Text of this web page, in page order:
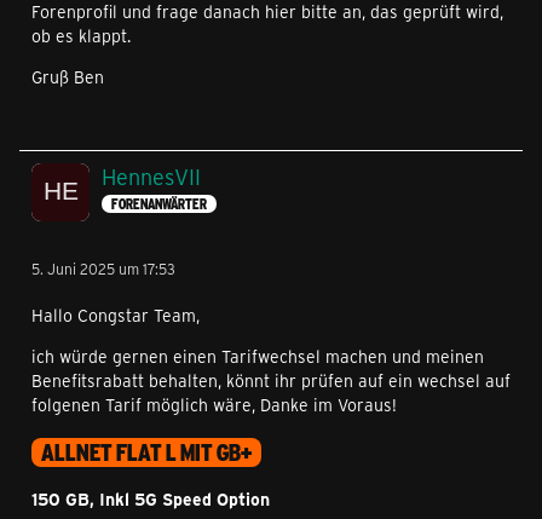
Forenprofil und frage danach hier bitte an, das geprüft wird,
ob es klappt.
Gruß Ben
HennesVII
FORENANWÄRTER
5. Juni 2025 um 17:53
Hallo Congstar Team,
ich würde gernen einen Tarifwechsel machen und meinen
Benefitsrabatt behalten, könnt ihr prüfen auf ein wechsel auf
folgenen Tarif möglich wäre, Danke im Voraus!
ALLNET FLAT L MIT GB+
150 GB, Inkl 5G Speed Option